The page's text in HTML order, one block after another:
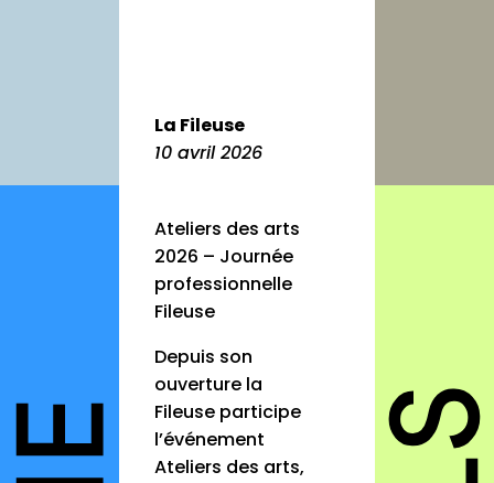
à propos
contact
Connexion
Inscription
La Fileuse
10 avril 2026
Ateliers des arts
2026 – Journée
professionnelle
Fileuse
Depuis son
ouverture la
Fileuse participe
l’événement
Ateliers des arts,